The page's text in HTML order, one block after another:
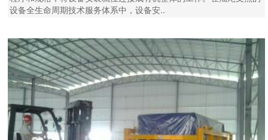
设备全生命周期技术服务体系中，设备安..